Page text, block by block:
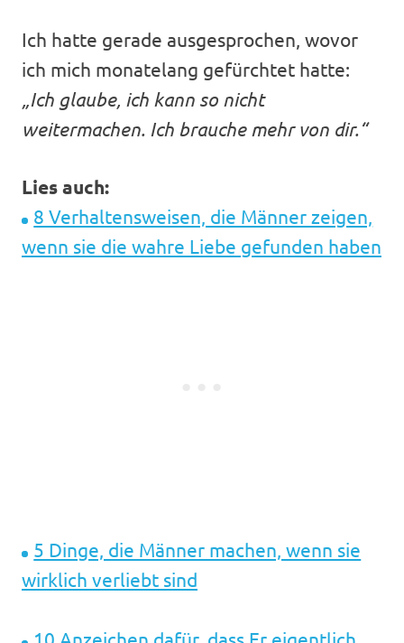
Ich hatte gerade ausgesprochen, wovor
ich mich monatelang gefürchtet hatte:
„Ich glaube, ich kann so nicht
weitermachen. Ich brauche mehr von dir.“
Lies auch:
8 Verhaltensweisen, die Männer zeigen,
wenn sie die wahre Liebe gefunden haben
5 Dinge, die Männer machen, wenn sie
wirklich verliebt sind